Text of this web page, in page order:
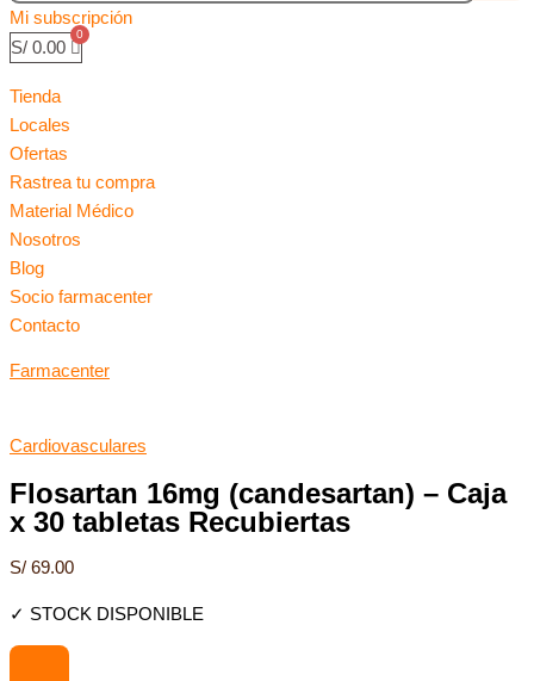
Mi subscripción
S/ 0.00
Tienda
Locales
Ofertas
Rastrea tu compra
Material Médico
Nosotros
Blog
Socio farmacenter
Contacto
Farmacenter
Cardiovasculares
Flosartan 16mg (candesartan) – Caja
x 30 tabletas Recubiertas
S/ 69.00
✓ STOCK DISPONIBLE